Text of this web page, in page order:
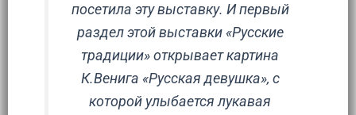
посетила эту выставку. И первый
раздел этой выставки «Русские
традиции» открывает картина
К.Венига «Русская девушка», с
которой улыбается лукавая